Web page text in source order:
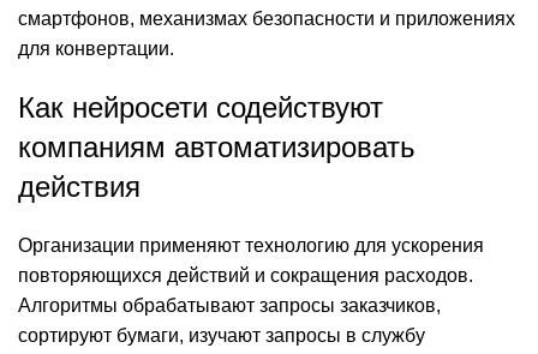
смартфонов, механизмах безопасности и приложениях
для конвертации.
Как нейросети содействуют
компаниям автоматизировать
действия
Организации применяют технологию для ускорения
повторяющихся действий и сокращения расходов.
Алгоритмы обрабатывают запросы заказчиков,
сортируют бумаги, изучают запросы в службу